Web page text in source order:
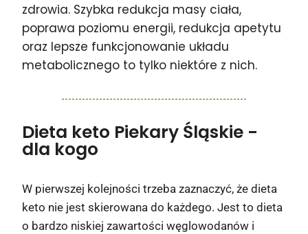
zdrowia. Szybka redukcja masy ciała,
poprawa poziomu energii, redukcja apetytu
oraz lepsze funkcjonowanie układu
metabolicznego to tylko niektóre z nich.
Dieta keto Piekary Śląskie -
dla kogo
W pierwszej kolejności trzeba zaznaczyć, że dieta
keto nie jest skierowana do każdego. Jest to dieta
o bardzo niskiej zawartości węglowodanów i